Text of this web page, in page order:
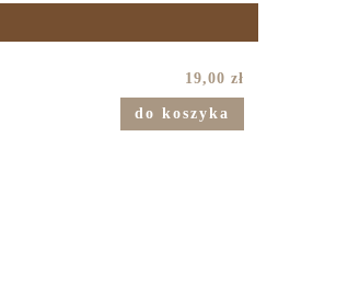
19,00 zł
do koszyka